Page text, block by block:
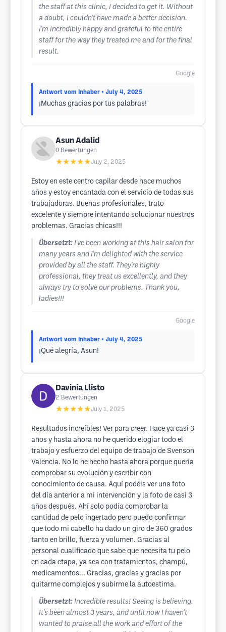
the staff at this clinic, I decided to get it. Without
a doubt, I couldn't have made a better decision.
I'm incredibly happy and grateful to the entire
staff for the way they treated me and for the final
result.
Google
Antwort vom Inhaber • July 4, 2025
¡Muchas gracias por tus palabras!
Asun Adalid
0 Bewertungen
★★★★★July 2, 2025
Estoy en este centro capilar desde hace muchos
años y estoy encantada con el servicio de todas sus
trabajadoras. Buenas profesionales, trato
excelente y siempre intentando solucionar nuestros
problemas. Gracias chicas!!!
Übersetzt: I've been working at this hair salon for
many years and I'm delighted with the service
provided by all the staff. They're highly
professional, they treat us excellently, and they
always try to solve our problems. Thank you,
ladies!!!
Google
Antwort vom Inhaber • July 4, 2025
¡Qué alegría, Asun!
Davinia Llisto
2 Bewertungen
★★★★★July 1, 2025
Resultados increíbles! Ver para creer. Hace ya casi 3
años y hasta ahora no he querido elogiar todo el
trabajo y esfuerzo del equipo de trabajo de Svenson
Valencia. No lo he hecho hasta ahora porque quería
comprobar su evolución y escribir con
conocimiento de causa. Aquí podéis ver una foto
del día anterior a mi intervención y la foto de casi 3
años después. Ahí solo podía comprobar la
cantidad de pelo ingertado pero puedo confirmar
que todo mi cabello ha dado un giro de 360 grados
tanto en brillo, fuerza y volumen. Gracias al
personal cualificado que sabe que necesita tu pelo
en cada etapa, ya sea con tratamientos, champú,
medicamentos... Gracias, gracias y gracias por
quitarme complejos y subirme la autoestima.
Übersetzt: Incredible results! Seeing is believing.
It's been almost 3 years, and until now I haven't
wanted to praise all the work and effort of the